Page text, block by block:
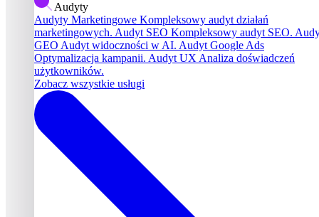
Audyty
Audyty Marketingowe Kompleksowy audyt działań
marketingowych. Audyt SEO Kompleksowy audyt SEO.
GEO Audyt widoczności w AI. Audyt Google Ads
Optymalizacja kampanii. Audyt UX Analiza doświadczeń
użytkowników.
Zobacz wszystkie usługi